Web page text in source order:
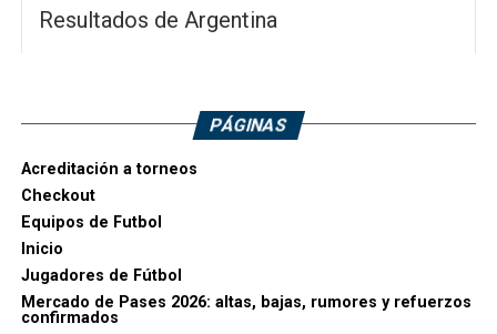
Resultados de Argentina
PÁGINAS
Acreditación a torneos
Checkout
Equipos de Futbol
Inicio
Jugadores de Fútbol
Mercado de Pases 2026: altas, bajas, rumores y refuerzos
confirmados